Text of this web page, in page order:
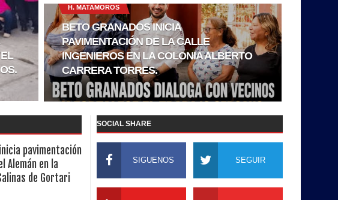
H. MATAMOROS
BETO GRANADOS INICIA
PAVIMENTACIÓN DE LA CALLE
INGENIEROS EN LA COLONIA ALBERTO
CARRERA TORRES.
pavimentación
Alemán en la
de Gortari
SOCIAL SHARE
SIGUENOS SEGUIR